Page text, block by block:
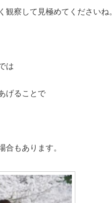
観察して見極めてくださいね。
は
げることで
もあります。